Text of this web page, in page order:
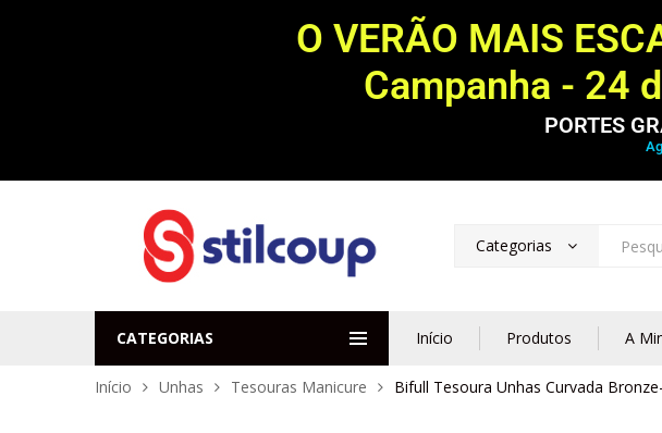
O VERÃO MAIS
Campanha - 24
PORTES
Categorias
CATEGORIAS Início Produtos A
Início Unhas Tesouras Manicure Bifull Tesoura Unhas Curvada